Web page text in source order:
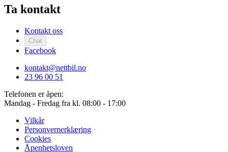
Ta kontakt
Kontakt oss
Chat
Facebook
kontakt@nettbil.no
23 96 00 51
Telefonen er åpen:
Mandag - Fredag fra kl. 08:00 - 17:00
Vilkår
Personvernerklæring
Cookies
Åpenhetsloven